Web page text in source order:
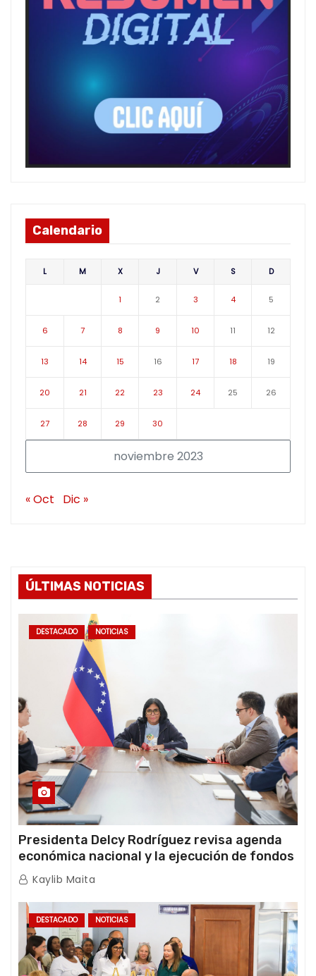
Calendario
noviembre 2023
L M X J V S D
1 2 3 4 5
6 7 8 9 10 11 12
13 14 15 16 17 18 19
20 21 22 23 24 25 26
27 28 29 30
« Oct Dic »
ÚLTIMAS NOTICIAS
DESTACADO NOTICIAS
Presidenta Delcy Rodríguez revisa agenda
económica nacional y la ejecución de fondos
de emergencia post-sismos
Kaylib Maita
DESTACADO NOTICIAS